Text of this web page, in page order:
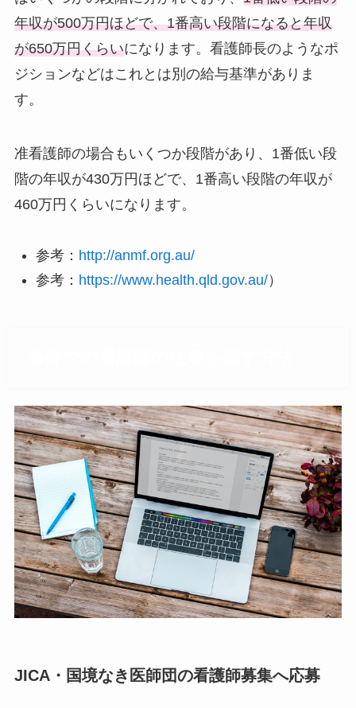
年収が500万円ほどで、1番高い段階になると年収
が650万円くらいになります。看護師長のようなポ
ジションなどはこれとは別の給与基準がありま
す。
准看護師の場合もいくつか段階があり、1番低い段
階の年収が430万円ほどで、1番高い段階の年収が
460万円くらいになります。
参考： http://anmf.org.au/
参考： https://www.health.qld.gov.au/）
JICA・国境なき医師団の看護師募集へ応募